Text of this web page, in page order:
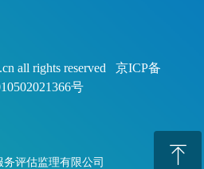
all rights reserved 京ICP备
号
评估监理有限公司 ꁸ